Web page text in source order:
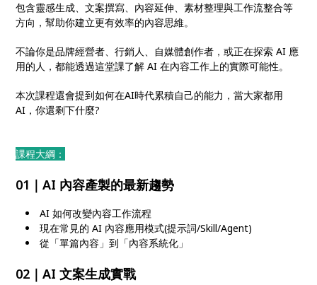
包含靈感生成、文案撰寫、內容延伸、素材整理與工作流整合等
方向，幫助你建立更有效率的內容思維。
不論你是品牌經營者、行銷人、自媒體創作者，或正在探索 AI 應
用的人，都能透過這堂課了解 AI 在內容工作上的實際可能性。
本次課程還會提到如何在AI時代累積自己的能力，當大家都用
AI，你還剩下什麼?
課程大綱：
01｜AI 內容產製的最新趨勢
AI 如何改變內容工作流程
現在常見的 AI 內容應用模式(提示詞/Skill/Agent)
從「單篇內容」到「內容系統化」
02｜AI 文案生成實戰